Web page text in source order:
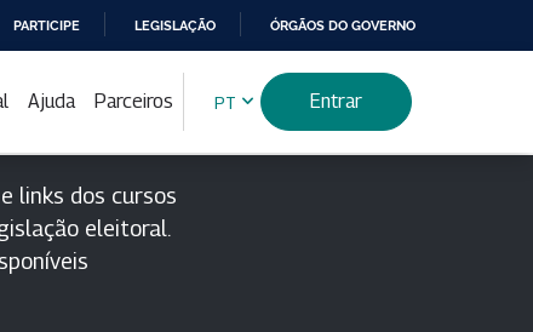
PARTICIPE LEGISLAÇÃO ÓRGÃOS DO GOVERNO
Ajuda Parceiros PT Entrar
links dos cursos
eleitoral.